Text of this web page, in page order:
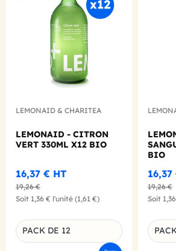
Add to wishlist
LEMONAID & CHARITEA
LEMONAID - CITRON
VERT 330ML X12 BIO
16,37 € HT
19,26 €
Soit 1,36 € l'unité (1,61 €)
Déclinaison du produit
PACK DE 12
BIO
16,37
19,26 €
Soit